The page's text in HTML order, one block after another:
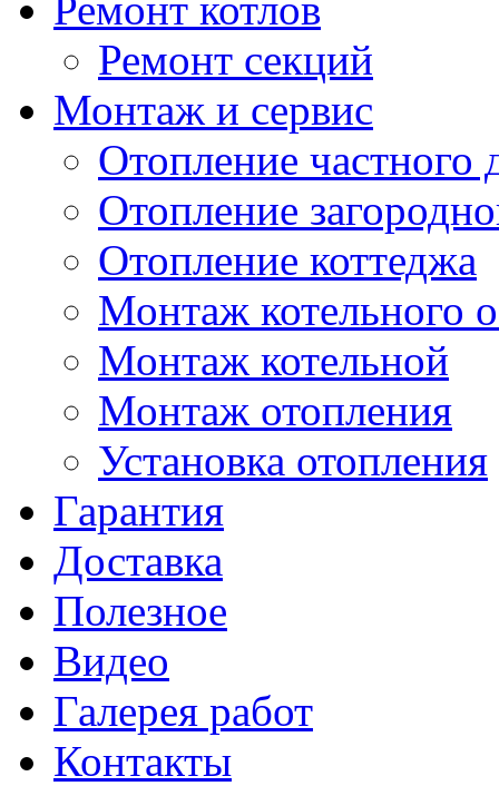
Ремонт секций
Монтаж и сервис
Отопление частного
Отопление
Отопление коттеджа
Монтаж котельного
Монтаж котельной
Монтаж отопления
Установка отопления
Гарантия
Доставка
Полезное
Видео
Галерея работ
Контакты